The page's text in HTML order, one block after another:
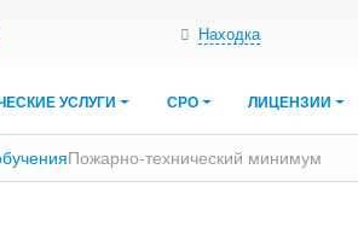
Находка
УСЛУГИ СРО ЛИЦЕНЗИИ
Пожарно-технический минимум